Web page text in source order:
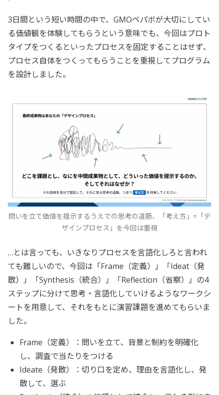
3日間という短い時間の中で、GMOペパボが大切にしてい
る価値観を体験してもらうという意味でも、今回はプロト
タイプをつくるといったプロセスを固定することはせず、
プロセス自体をつくってもらうことを重視してプログラム
を設計しました。
問いを立て価値を提示するうえでの思考の道筋、「考え方」=「デ
ザインプロセス」を今回は重視
…とは言っても、いきなりプロセスを言語化しろと言われ
ても難しいので、今回は「Frame（定義）」「Ideat（発
散）」「Synthesis（統合）」「Reflection（省察）」の4
ステップに分けて思考・言語化していけるようなワークシ
ートを用意して、それをもとに演習課題を進めてもらいま
した。
Frame（定義）：問いを立て、背景と制約を明確化
し、調査で当たりをつける
Ideate（発散）：切り口を定め、理由を言語化し、発
散して、選ぶ